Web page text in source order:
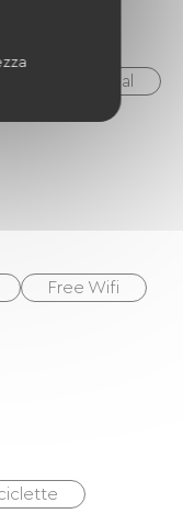
Paypal
Free Wifi